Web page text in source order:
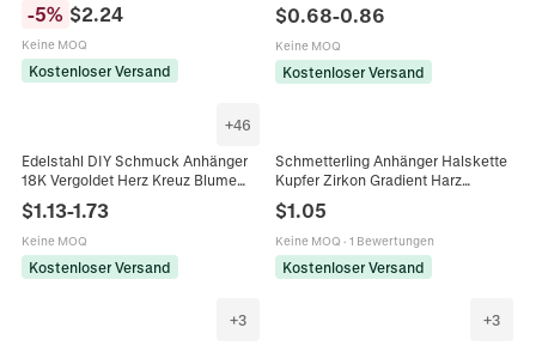
Frauen Mädchen
-5% $2.24
Keine MOQ
Kostenloser Versand
Schmuckanhänger Halsketten
Ohrring Zubehör Für Damen
$0.68-0.86
Keine MOQ
Kostenloser Versand
+46
Edelstahl DIY Schmuck Anhänger
18K Vergoldet Herz Kreuz Blume
Schmetterling Muschel Charms Für
Halsketten Damen
$1.13-1.73
Keine MOQ
Kostenloser Versand
Schmetterling Anhänger Halskette
Kupfer Zirkon Gradient Harz
Titanstahlkette Mode Eleganter
Schmuck Für Frauen
$1.05
Keine MOQ · 1 Bewertungen
Kostenloser Versand
+3 +3